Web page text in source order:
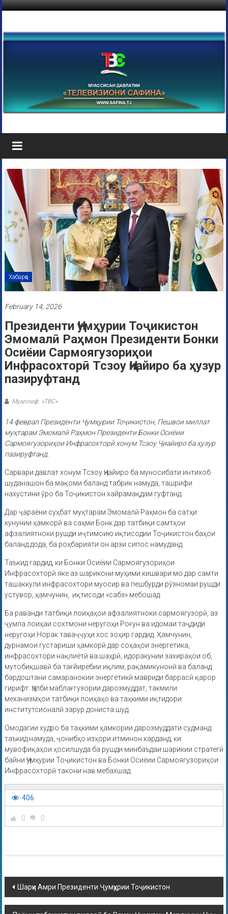
Хабарҳо
February 14, 2026
Президенти Ҷумҳурии Тоҷикистон
Эмомалӣ Раҳмон Президенти Бонки
Осиёии Сармоягузориҳои
Инфрасохторӣ Тсзоу Ҷиайиро ба ҳузур
пазируфтанд
Муаллиф: «ТВС»
14 феврал Президенти Ҷумҳурии Тоҷикистон, Пешвои миллат
муҳтарам Эмомалӣ Раҳмон Президенти Бонки Осиёии
Сармоягузориҳои Инфрасохторӣ хонум Тсзоу Ҷиайиро ба ҳузур
пазируфтанд.
Сарвари давлат хонум Тсзоу Ҷиайиро ба муносибати интихоб
шуданашон ба мақоми баланд табрик намуда, ташрифи
нахустини ӯро ба Тоҷикистон хайрамақдам гуфтанд.
Дар ҷараёни суҳбат муҳтарам Эмомалӣ Раҳмон ба сатҳи
кунунии ҳамкорӣ ва саҳми Бонк дар татбиқи самтҳои
афзалиятноки рушди иҷтимоию иқтисодии Тоҷикистон баҳои
баланд дода, ба роҳбарияти он арзи сипос намуданд.
Таъкид гардид, ки Бонки Осиёии Сармоягузориҳои
Инфрасохторӣ яке аз шарикони муҳими кишвари мо дар самти
ташаккули инфрасохтори муосир ва пешбурди рӯзномаи рушди
устувор, ҳамчунин, иқтисоди «сабз» мебошад.
Ба раванди татбиқи лоиҳаҳои афзалиятноки сармоягузорӣ, аз
ҷумла лоиҳаи сохтмони неругоҳи Роғун ва идомаи таҷдиди
неругоҳи Норак таваҷҷуҳи хос зоҳир гардид. Ҳамчунин,
дурнамои густариши ҳамкорӣ дар соҳаҳои энергетика,
инфрасохтори нақлиётӣ ва шаҳрӣ, идоракунии захираҳои об,
мутобиқшавӣ ба тағйирёбии иқлим, рақамикунонӣ ва баланд
бардоштани самаранокии энергетикӣ мавриди баррасӣ қарор
гирифт. Ҷалби маблағгузории дарозмуддат, такмили
механизмҳои татбиқи лоиҳаҳо ва таҳкими иқтидори
институтсионалӣ зарур дониста шуд.
Омодагии худро ба таҳкими ҳамкории дарозмуддати судманд
таъкид намуда, ҷонибҳо изҳори итминон карданд, ки
мувофиқаҳои ҳосилшуда ба рушди минбаъдаи шарикии стратегӣ
байни Ҷумҳурии Тоҷикистон ва Бонки Осиёии Сармоягузориҳои
Инфрасохторӣ такони нав мебахшад.
406
0 0
Шарҳи Амри Президенти Ҷумҳурии Тоҷикистон